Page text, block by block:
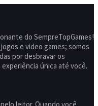
do SempreTopGames!
e video games; somos
por desbravar os
única até você.